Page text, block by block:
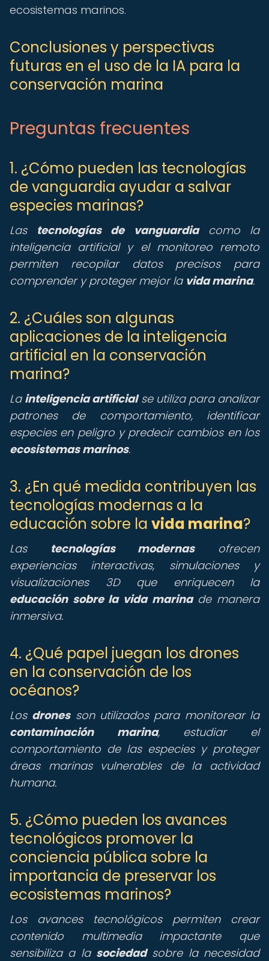
ecosistemas marinos.
Conclusiones y perspectivas
futuras en el uso de la IA para la
conservación marina
Preguntas frecuentes
1. ¿Cómo pueden las tecnologías
de vanguardia ayudar a salvar
especies marinas?
Las tecnologías de vanguardiacomo la
inteligencia artificial y el monitoreo remoto
permiten recopilar datos precisos para
comprender y proteger mejor la vida marina.
2. ¿Cuáles son algunas
aplicaciones de la inteligencia
artificial en la conservación
marina?
La inteligencia artificialse utiliza para analizar
patrones de comportamiento, identificar
especies en peligro y predecir cambios en los
ecosistemas marinos.
3. ¿En qué medida contribuyen las
tecnologías modernas a la
educación sobre la vida marina?
Las tecnologías modernasofrecen
experiencias interactivas, simulaciones y
visualizaciones 3D que enriquecen la
educación sobre la vida marinade manera
inmersiva.
4. ¿Qué papel juegan los drones
en la conservación de los
océanos?
Los dronesson utilizados para monitorear la
contaminación marina, estudiar el
comportamiento de las especies y proteger
áreas marinas vulnerables de la actividad
humana.
5. ¿Cómo pueden los avances
tecnológicos promover la
conciencia pública sobre la
importancia de preservar los
ecosistemas marinos?
Los avances tecnológicos permiten crear
contenido multimedia impactante que
sensibiliza a la sociedadsobre la necesidad